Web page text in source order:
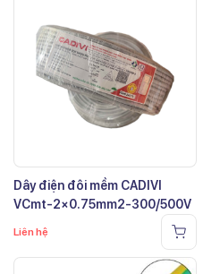
Dây điện đôi mềm CADIVI
VCmt-2×0.75mm2-300/500V
Liên hệ